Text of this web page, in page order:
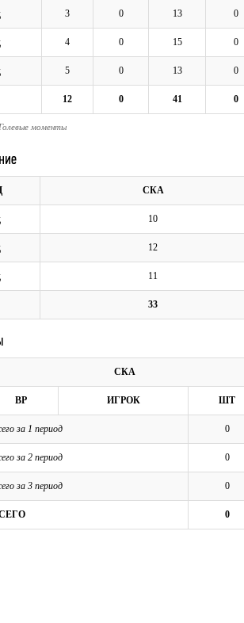
3 0 13 0
4 0 15 0
5 0 13 0
12 0 41 0
моменты
СКА
10
12
11
33
СКА
ВР ИГРОК ШТ
за 1 период 0
за 2 период 0
за 3 период 0
0